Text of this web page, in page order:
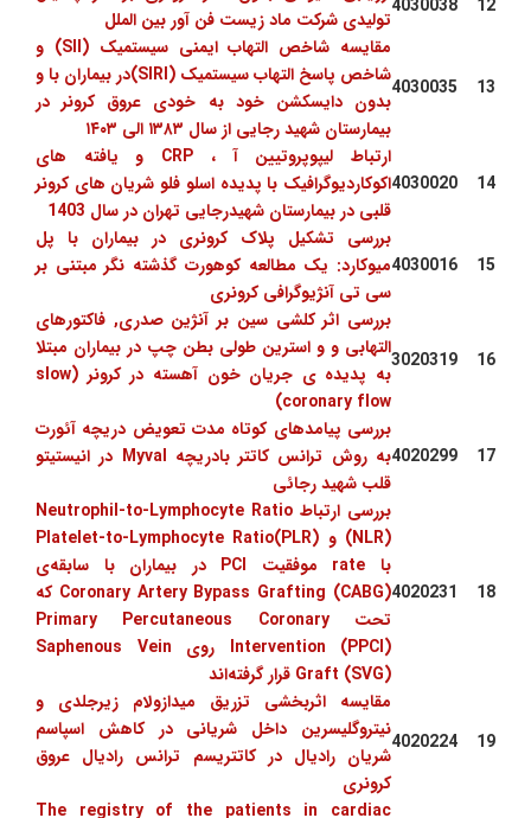
12
4030038
تولیدی شرکت ماد زیست فن آور بین الملل
13
4030035
مقایسه شاخص التهاب ایمنی سیستمیک (SII) و
شاخص پاسخ التهاب سیستمیک (SIRI)در بیماران با و
بدون دایسکشن خود به خودی عروق کرونر در
بیمارستان شهید رجایی از سال ۱۳۸۳ الی ۱۴۰۳
14
4030020
ارتباط لیپوپروتیین آ ، CRP و یافته های
اکوکاردیوگرافیک با پدیده اسلو فلو شریان های کرونر
قلبی در بیمارستان شهیدرجایی تهران در سال 1403
15
4030016
بررسی تشکیل پلاک کرونری در بیماران با پل
میوکارد: یک مطالعه کوهورت گذشته نگر مبتنی بر
سی تی آنژیوگرافی کرونری
16
3020319
بررسی اثر کلشی سین بر آنژین صدری, فاکتورهای
التهابی و و استرین طولی بطن چپ در بیماران مبتلا
به پدیده ی جریان خون آهسته در کرونر (slow
coronary flow)
17
4020299
بررسی پیامدهای کوتاه مدت تعویض دریچه آئورت
به روش ترانس کاتتر بادریچه Myval در انیستیتو
قلب شهید رجائی
18
4020231
بررسی ارتباط Neutrophil-to-Lymphocyte Ratio
(NLR) و Platelet-to-Lymphocyte Ratio(PLR)
با rate موفقیت PCI در بیماران با سابقه‌ی
Coronary Artery Bypass Grafting (CABG) که
تحت Primary Percutaneous Coronary
Intervention (PPCI) روی Saphenous Vein
Graft (SVG) قرار گرفته‌اند
19
4020224
مقایسه اثربخشی تزریق میدازولام زیرجلدی و
نیتروگلیسرین داخل شریانی در کاهش اسپاسم
شریان رادیال در کاتتریسم ترانس رادیال عروق
کرونری
The registry of the patients in cardiac